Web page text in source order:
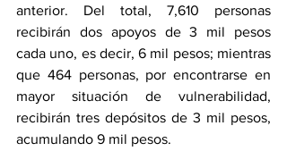
anterior. Del total, 7,610 personas
recibirán dos apoyos de 3 mil pesos
cada uno, es decir, 6 mil pesos; mientras
que 464 personas, por encontrarse en
mayor situación de vulnerabilidad,
recibirán tres depósitos de 3 mil pesos,
acumulando 9 mil pesos.